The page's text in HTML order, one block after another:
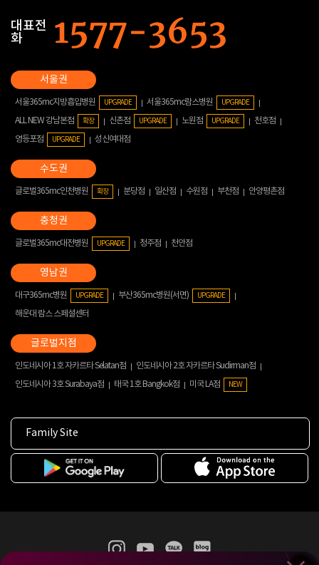
대표전
화
서울365mc지방흡입병원 UPGRADE 서울365mc람스병원 UPGRADE
ALL NEW 강남본점 확장 신촌점 UPGRADE 노원점 UPGRADE
천호점
영등포점
UPGRADE 성신여대점
글로벌365mc인천병원 확장 분당점 일산점 수원점 부천점 안양평촌점
글로벌365mc대전병원 UPGRADE 청주점 천안점
대구365mc병원 UPGRADE 부산365mc병원(서면) UPGRADE
해운대 람스 스페셜센터
인도네시아 1호 자카르타 Selatan점
인도네시아 2호 자카르타 Sudirman점
인도네시아 3호 Surabaya점
태국 1호 Bangkok점 미국 LA점 NEW
Family Site